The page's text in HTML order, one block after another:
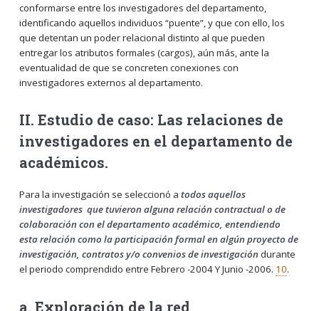
conformarse entre los investigadores del departamento,
identificando aquellos individuos “puente”, y que con ello, los
que detentan un poder relacional distinto al que pueden
entregar los atributos formales (cargos), aún más, ante la
eventualidad de que se concreten conexiones con
investigadores externos al departamento.
II. Estudio de caso: Las relaciones de
investigadores en el departamento de
académicos.
Para la investigación se seleccionó a todos aquellos
investigadores que tuvieron alguna relación contractual o de
colaboración con el departamento académico, entendiendo
esta relación como la participación formal en algún proyecto de
investigación, contratos y/o convenios de investigación durante
el periodo comprendido entre Febrero -2004 Y Junio -2006. 10.
a. Exploración de la red